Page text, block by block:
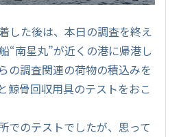
した後は、本日の調査を終え
“南星丸”が近くの港に帰港し
の調査関連の荷物の積込みを
鯨骨回収用具のテストをおこ
でのテストでしたが、思って